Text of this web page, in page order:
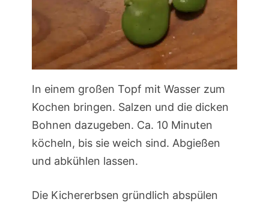
In einem großen Topf mit Wasser zum
Kochen bringen. Salzen und die dicken
Bohnen dazugeben. Ca. 10 Minuten
köcheln, bis sie weich sind. Abgießen
und abkühlen lassen.
Die Kichererbsen gründlich abspülen